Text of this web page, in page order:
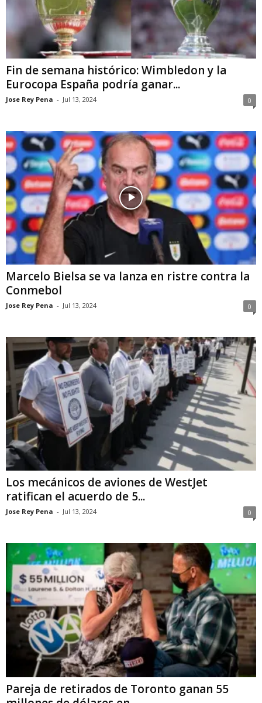
Fin de semana histórico: Wimbledon y la
Eurocopa España podría ganar...
Jose Rey Pena - Jul 13, 2024 0
Marcelo Bielsa se va lanza en ristre contra la
Conmebol
Jose Rey Pena - Jul 13, 2024 0
Los mecánicos de aviones de WestJet
ratifican el acuerdo de 5...
Jose Rey Pena - Jul 13, 2024 0
Pareja de retirados de Toronto ganan 55